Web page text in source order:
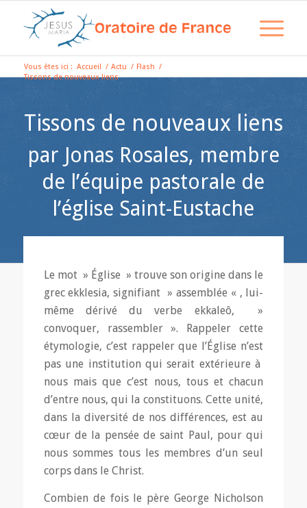
Vous êtes ici : Accueil / Actu / Flash /
Tissons de nouveaux liens
Tissons de nouveaux liens
par Jonas Rosales, membre
de l’équipe pastorale de
l’église Saint-Eustache
Le mot » Église » trouve son origine dans le
grec ekklesia, signifiant » assemblée « , lui-
même dérivé du verbe ekkaleô, »
convoquer, rassembler ». Rappeler cette
étymologie, c’est rappeler que l’Église n’est
pas une institution qui serait extérieure à
nous mais que c’est nous, tous et chacun
d’entre nous, qui la constituons. Cette unité,
dans la diversité de nos différences, est au
cœur de la pensée de saint Paul, pour qui
nous sommes tous les membres d’un seul
corps dans le Christ.
Combien de fois le père George Nicholson